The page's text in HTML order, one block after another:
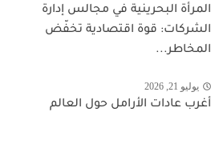
المرأة البحرينية في مجالس إدارة
الشركات: قوة اقتصادية تخفّض
المخاطر...
يوليو 21, 2026
أغرب عادات الأرامل حول العالم